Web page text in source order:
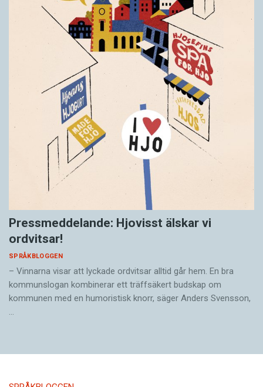
Pressmeddelande: Hjovisst älskar vi
ordvitsar!
SPRÅKBLOGGEN
– Vinnarna visar att lyckade ordvitsar alltid går hem. En bra
kommunslogan kombinerar ett träffsäkert budskap om
kommunen med en humoristisk knorr, säger Anders Svensson,
…